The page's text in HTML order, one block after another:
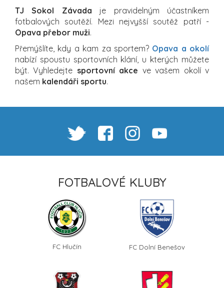
TJ Sokol Závada je pravidelným účastníkem
fotbalových soutěží. Mezi nejvyšší soutěž patří -
Opava přebor muži.
Přemýšlíte, kdy a kam za sportem? Opava a okolí
nabízí spoustu sportovních klání, u kterých můžete
být. Vyhledejte sportovní akce ve vašem okolí v
našem kalendáři sportu.
FOTBALOVÉ KLUBY
FC Hlučín FC Dolní Benešov